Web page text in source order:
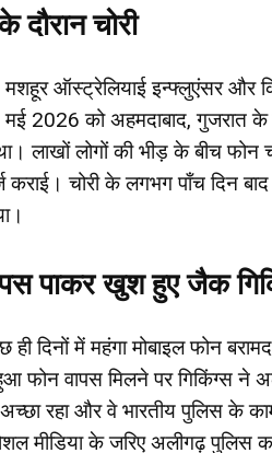
चोरी
मशहूर ऑस्ट्रेलियाई इन्फ्लुएंसर
2026 को अहमदाबाद, गुजरात
था। लाखों लोगों की भीड़ के बीच
कराई। चोरी के लगभग पाँच दिन
पाकर खुश हुए जैक
दिनों में महंगा मोबाइल फोन
फोन वापस मिलने पर गिकिंग्स ने
रहा और वे भारतीय पुलिस के
मीडिया के जरिए अलीगढ़ पुलिस